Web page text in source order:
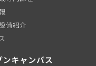
備紹介
ンキャンパス